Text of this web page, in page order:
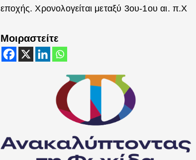
εποχής. Χρονολογείται μεταξύ 3ου-1ου αι. π.Χ
Μοιραστείτε